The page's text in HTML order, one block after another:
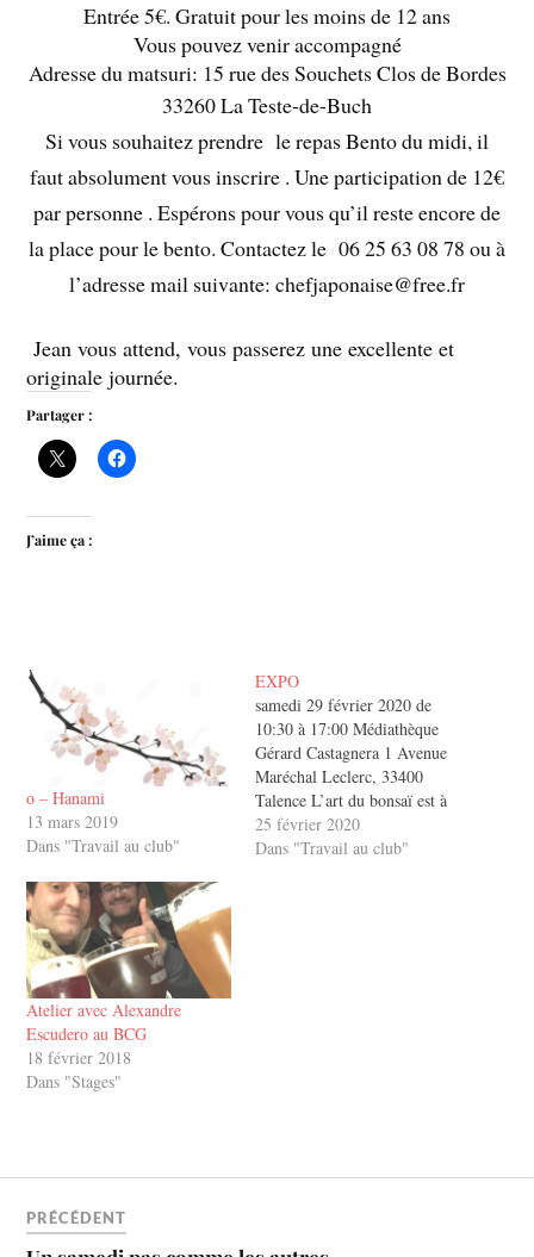
Entrée 5€. Gratuit pour les moins de 12 ans
Vous pouvez venir accompagné
Adresse du matsuri: 15 rue des Souchets Clos de Bordes
33260 La Teste-de-Buch
Si vous souhaitez prendre le repas Bento du midi, il
faut absolument vous inscrire . Une participation de 12€
par personne . Espérons pour vous qu’il reste encore de
la place pour le bento. Contactez le 06 25 63 08 78 ou à
l’adresse mail suivante: chefjaponaise@free.fr
Jean vous attend, vous passerez une excellente et
originale journée.
Partager :
J’aime ça :
o – Hanami
13 mars 2019
Dans "Travail au club"
EXPO
samedi 29 février 2020 de
10:30 à 17:00 Médiathèque
Gérard Castagnera 1 Avenue
Maréchal Leclerc, 33400
Talence L’art du bonsaï est à
découvrir. Loin des plantes
miniatures que l’on peut
25 février 2020
Dans "Travail au club"
Atelier avec Alexandre
Escudero au BCG
18 février 2018
Dans "Stages"
PRÉCÉDENT